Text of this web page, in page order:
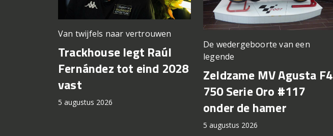
Van twijfels naar vertrouwen
Trackhouse legt Raúl
Fernández tot eind 2028
vast
5 augustus 2026
De wedergeboorte van een
legende
Zeldzame MV Agusta F4
750 Serie Oro #117
onder de hamer
5 augustus 2026